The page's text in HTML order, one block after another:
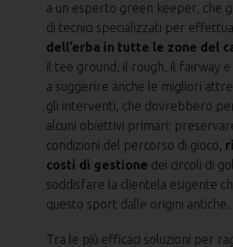
a un esperto green keeper, che
di tecnici specializzati per
dell’erba in tutte le zone del
il tee ground, il rough, il fairway e
a suggerire anche le migliori
gli interventi, che dovrebbero
alcuni obiettivi primari:
condizioni del percorso di gioco,
costi di gestione dei circoli di
soddisfare la clientela esigente
questo sport dalle origini antiche.
Tra le più efficaci soluzioni per